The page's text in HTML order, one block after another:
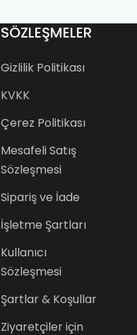
SÖZLEŞMELER
Gizlilik Politikası
KVKK
Çerez Politikası
Mesafeli Satış
Sözleşmesi
Sipariş ve İade
İşletme Şartları
Kullanıcı
Sözleşmesi
Şartlar & Koşullar
Ziyaretçiler için